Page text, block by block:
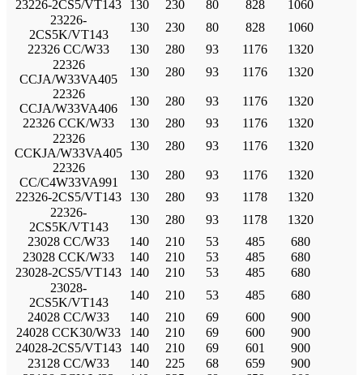
23226-2CS5/VT143
130 230 80 828
1060
23226-
2CS5K/VT143
130 230 80 828
1060
22326 CC/W33
130 280 93 1176
1320
22326
CCJA/W33VA405
130 280 93 1176
1320
22326
CCJA/W33VA406
130 280 93 1176
1320
22326 CCK/W33
130 280 93 1176
1320
22326
CCKJA/W33VA405
130 280 93 1176
1320
22326
CC/C4W33VA991
130 280 93 1176
1320
22326-2CS5/VT143
130 280 93 1178
1320
22326-
2CS5K/VT143
130 280 93 1178
1320
23028 CC/W33
140 210 53 485
680
23028 CCK/W33
140 210 53 485
680
23028-2CS5/VT143
140 210 53 485
680
23028-
2CS5K/VT143
140 210 53 485
680
24028 CC/W33
140 210 69 600
900
24028 CCK30/W33
140 210 69 600
900
24028-2CS5/VT143
140 210 69 601
900
23128 CC/W33
140 225 68 659
900